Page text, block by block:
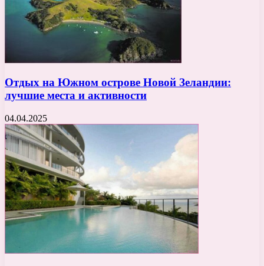
Отдых на Южном острове Новой Зеландии:
лучшие места и активности
04.04.2025